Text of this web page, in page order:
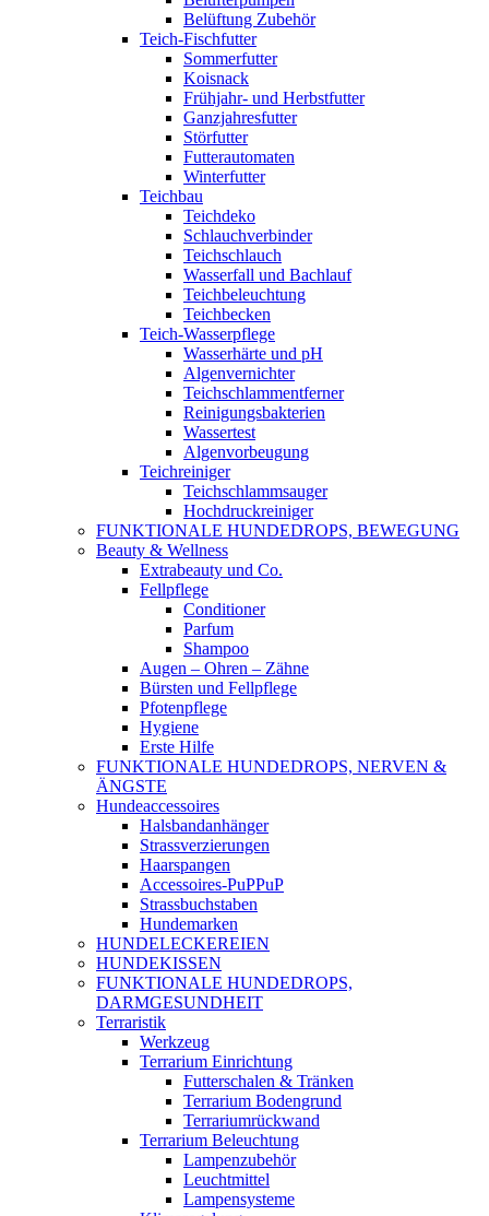
Belüftung Zubehör
Teich-Fischfutter
Sommerfutter
Koisnack
Frühjahr- und Herbstfutter
Ganzjahresfutter
Störfutter
Futterautomaten
Winterfutter
Teichbau
Teichdeko
Schlauchverbinder
Teichschlauch
Wasserfall und Bachlauf
Teichbeleuchtung
Teichbecken
Teich-Wasserpflege
Wasserhärte und pH
Algenvernichter
Teichschlammentferner
Reinigungsbakterien
Wassertest
Algenvorbeugung
Teichreiniger
Teichschlammsauger
Hochdruckreiniger
FUNKTIONALE HUNDEDROPS, BEWEGUNG
Beauty & Wellness
Extrabeauty und Co.
Fellpflege
Conditioner
Parfum
Shampoo
Augen – Ohren – Zähne
Bürsten und Fellpflege
Pfotenpflege
Hygiene
Erste Hilfe
FUNKTIONALE HUNDEDROPS, NERVEN &
ÄNGSTE
Hundeaccessoires
Halsbandanhänger
Strassverzierungen
Haarspangen
Accessoires-PuPPuP
Strassbuchstaben
Hundemarken
HUNDELECKEREIEN
HUNDEKISSEN
FUNKTIONALE HUNDEDROPS,
DARMGESUNDHEIT
Terraristik
Werkzeug
Terrarium Einrichtung
Futterschalen & Tränken
Terrarium Bodengrund
Terrariumrückwand
Terrarium Beleuchtung
Lampenzubehör
Leuchtmittel
Lampensysteme